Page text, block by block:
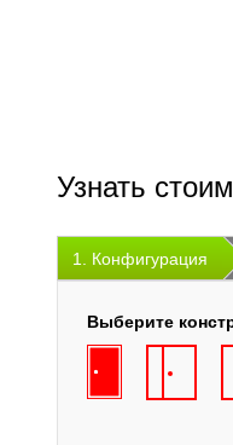
Узнать
1. Конфигурация
Выберите